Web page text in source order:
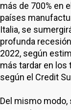
más de 700% en
países
Italia, se
profunda
2022, según
más tardar en
según el Credit
Del mismo modo,